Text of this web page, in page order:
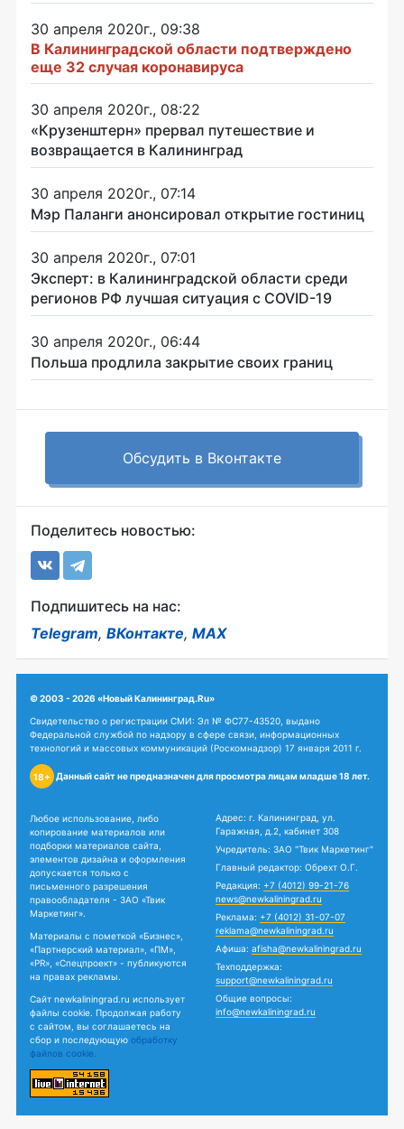
30 апреля 2020г., 09:38
В Калининградской области подтверждено
еще 32 случая коронавируса
30 апреля 2020г., 08:22
«Крузенштерн» прервал путешествие и
возвращается в Калининград
30 апреля 2020г., 07:14
Мэр Паланги анонсировал открытие гостиниц
30 апреля 2020г., 07:01
Эксперт: в Калининградской области среди
регионов РФ лучшая ситуация с COVID-19
30 апреля 2020г., 06:44
Польша продлила закрытие своих границ
Обсудить в Вконтакте
Поделитесь новостью:
Подпишитесь на нас:
Telegram, ВКонтакте, MAX
© 2003 - 2026 «Новый Калининград.Ru»
Свидетельство о регистрации СМИ: Эл № ФС77-43520, выдано
Федеральной службой по надзору в сфере связи, информационных
технологий и массовых коммуникаций (Роскомнадзор) 17 января 2011 г.
18+ Данный сайт не предназначен для просмотра лицам младше 18 лет.
Любое использование, либо
копирование материалов или
подборки материалов сайта,
элементов дизайна и оформления
допускается только с
письменного разрешения
правообладателя - ЗАО «Твик
Маркетинг».
Материалы с пометкой «Бизнес»,
«Партнерский материал», «ПМ»,
«PR», «Спецпроект» - публикуются
на правах рекламы.
Сайт newkaliningrad.ru использует
файлы cookie. Продолжая работу
с сайтом, вы соглашаетесь на
сбор и последующую обработку
файлов cookie.
Адрес: г. Калининград, ул.
Гаражная, д.2, кабинет 308
Учредитель: ЗАО "Твик Маркетинг"
Главный редактор: Обрехт О.Г.
Редакция: +7 (4012) 99-21-76
news@newkaliningrad.ru
Реклама: +7 (4012) 31-07-07
reklama@newkaliningrad.ru
Афиша: afisha@newkaliningrad.ru
Техподдержка:
support@newkaliningrad.ru
Общие вопросы:
info@newkaliningrad.ru